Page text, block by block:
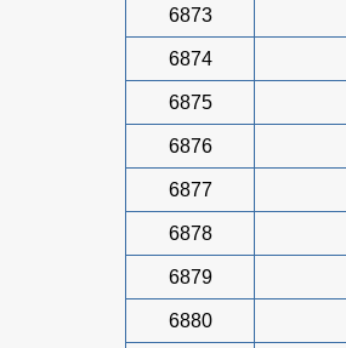
6873
6874
6875
6876
6877
6878
6879
6880